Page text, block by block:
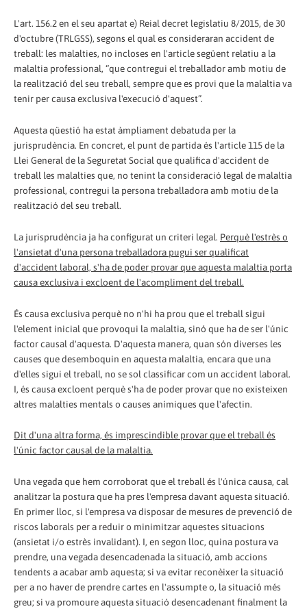
L'art. 156.2 en el seu apartat e) Reial decret legislatiu 8/2015, de 30
d'octubre (TRLGSS), segons el qual es consideraran accident de
treball: les malalties, no incloses en l'article següent relatiu a la
malaltia professional, “que contregui el treballador amb motiu de
la realització del seu treball, sempre que es provi que la malaltia va
tenir per causa exclusiva l'execució d'aquest”.
Aquesta qüestió ha estat àmpliament debatuda per la
jurisprudència. En concret, el punt de partida és l'article 115 de la
Llei General de la Seguretat Social que qualifica d'accident de
treball les malalties que, no tenint la consideració legal de malaltia
professional, contregui la persona treballadora amb motiu de la
realització del seu treball.
La jurisprudència ja ha configurat un criteri legal. Perquè l'estrès o
l'ansietat d'una persona treballadora pugui ser qualificat
d'accident laboral, s'ha de poder provar que aquesta malaltia porta
causa exclusiva i excloent de l'acompliment del treball.
És causa exclusiva perquè no n'hi ha prou que el treball sigui
l'element inicial que provoqui la malaltia, sinó que ha de ser l'únic
factor causal d'aquesta. D'aquesta manera, quan són diverses les
causes que desemboquin en aquesta malaltia, encara que una
d'elles sigui el treball, no se sol classificar com un accident laboral.
I, és causa excloent perquè s'ha de poder provar que no existeixen
altres malalties mentals o causes anímiques que l'afectin.
Dit d'una altra forma, és imprescindible provar que el treball és
l'únic factor causal de la malaltia.
Una vegada que hem corroborat que el treball és l'única causa, cal
analitzar la postura que ha pres l'empresa davant aquesta situació.
En primer lloc, si l'empresa va disposar de mesures de prevenció de
riscos laborals per a reduir o minimitzar aquestes situacions
(ansietat i/o estrès invalidant). I, en segon lloc, quina postura va
prendre, una vegada desencadenada la situació, amb accions
tendents a acabar amb aquesta; si va evitar reconèixer la situació
per a no haver de prendre cartes en l'assumpte o, la situació més
greu; si va promoure aquesta situació desencadenant finalment la